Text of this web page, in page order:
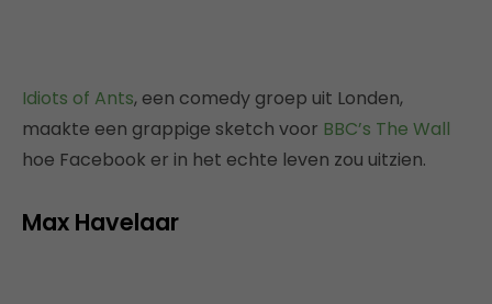
Idiots of Ants, een comedy groep uit Londen,
maakte een grappige sketch voor BBC’s The Wall
hoe Facebook er in het echte leven zou uitzien.
Max Havelaar